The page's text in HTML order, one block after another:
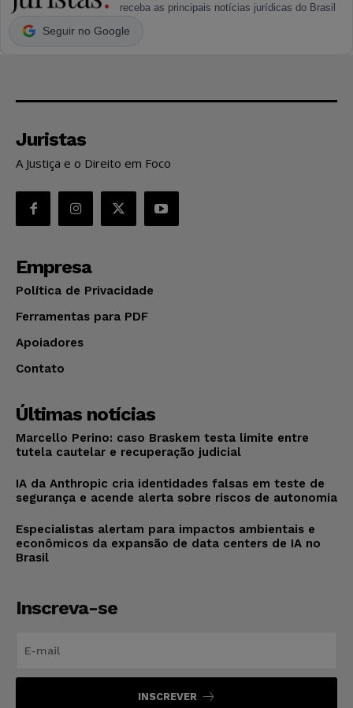
receba as principais notícias jurídicas do Brasil
Seguir no Google
Juristas
A Justiça e o Direito em Foco
Empresa
Política de Privacidade
Ferramentas para PDF
Apoiadores
Contato
Últimas notícias
Marcello Perino: caso Braskem testa limite entre
tutela cautelar e recuperação judicial
IA da Anthropic cria identidades falsas em teste de
segurança e acende alerta sobre riscos de autonomia
Especialistas alertam para impactos ambientais e
econômicos da expansão de data centers de IA no
Brasil
Inscreva-se
INSCREVER